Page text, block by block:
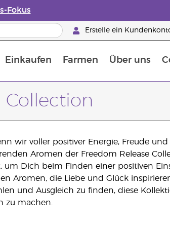
Fokus
Erstelle ein
Einkaufen Farmen Über uns
Collection
wir voller positiver Energie, Freude
Aromen der Freedom Release
Dich beim Finden einer positiven
Aromen, die Liebe und Glück
und Ausgleich zu finden, diese
zu machen.